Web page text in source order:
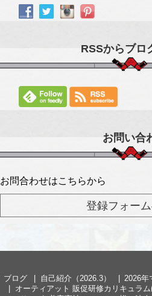
RSSからブロ
お問い合
お問合わせはこちらから
ブログ 自己紹介（2026.3）
2026年
オーティアット 販促研修カリキュラ